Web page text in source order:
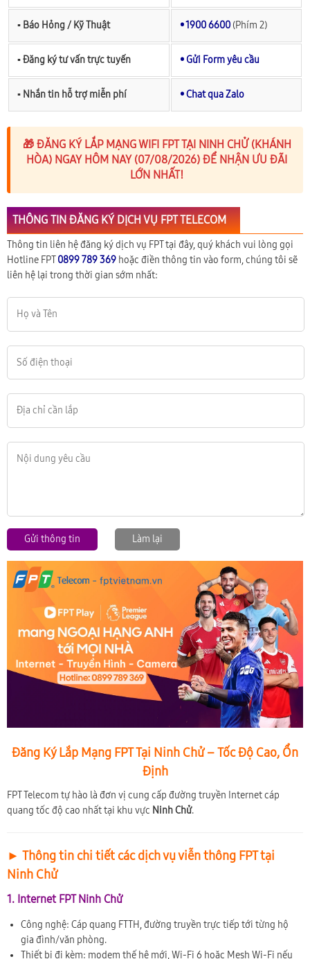
▪︎ Báo Hỏng / Kỹ Thuật • 1900 6600 (Phím 2)
▪︎ Đăng ký tư vấn trực tuyến • Gửi Form yêu cầu
▪︎ Nhắn tin hỗ trợ miễn phí • Chat qua Zalo
🎁 ĐĂNG KÝ LẮP MẠNG WIFI FPT TẠI NINH CHỬ (KHÁNH
HÒA) NGAY HÔM NAY (07/08/2026) ĐỂ NHẬN ƯU ĐÃI
LỚN NHẤT!
THÔNG TIN ĐĂNG KÝ DỊCH VỤ FPT TELECOM
Thông tin liên hệ đăng ký dịch vụ FPT tại đây, quý khách vui lòng gọi
Hotline FPT0899 789 369 hoặc điền thông tin vào form, chúng tôi sẽ
liên hệ lại trong thời gian sớm nhất:
Gửi thông tin Làm lại
Đăng Ký Lắp Mạng FPT Tại Ninh Chử – Tốc Độ Cao, Ổn
Định
FPT Telecom tự hào là đơn vị cung cấp đường truyền Internet cáp
quang tốc độ cao nhất tại khu vực Ninh Chử.
► Thông tin chi tiết các dịch vụ viễn thông FPT tại
Ninh Chử
1. Internet FPT Ninh Chử
Công nghệ: Cáp quang FTTH, đường truyền trực tiếp tới từng hộ
gia đình/văn phòng.
Thiết bị đi kèm: modem thế hệ mới, Wi-Fi 6 hoặc Mesh Wi-Fi nếu